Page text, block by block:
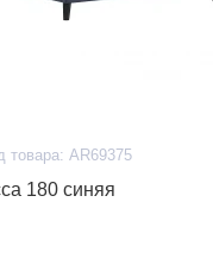
товара: AR69375
180 синяя